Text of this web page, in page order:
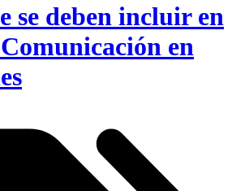
se deben incluir en
en